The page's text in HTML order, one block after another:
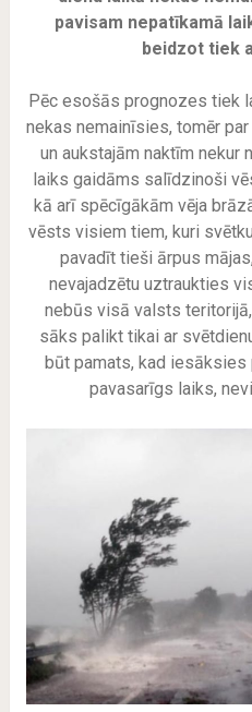
pavisam nepatīkamā
beidzot tiek
Pēc esošās prognozes tiek
nekas nemainīsies, tomēr
un aukstajām naktīm nekur
laiks gaidāms salīdzinoši
kā arī spēcīgākām vēja
vēsts visiem tiem, kuri
pavadīt tieši ārpus
nevajadzētu uztraukties
nebūs visā valsts
sāks palikt tikai ar
būt pamats, kad
pavasarīgs laiks,